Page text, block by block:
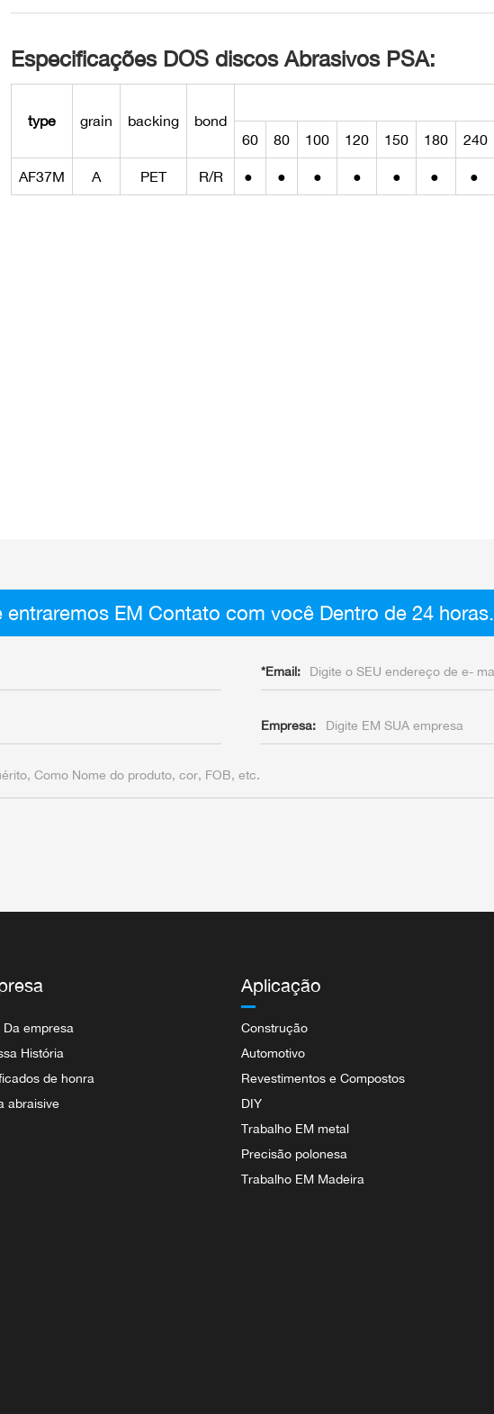
Especificações DOS discos Abrasivos PSA:
type grain backing bond
60 80 100 120 150 180 240
AF37M A PET R/R ● ● ● ● ● ● ●
entraremos EM Contato com você Dentro de 24 horas.
*Email:
Empresa:
Da empresa
História
de honra
abraisive
Aplicação
Construção
Automotivo
Revestimentos e Compostos
DIY
Trabalho EM metal
Precisão polonesa
Trabalho EM Madeira